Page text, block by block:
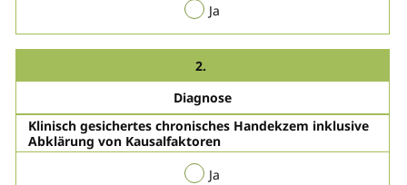
Ja
2.
Diagnose
Klinisch gesichertes chronisches Handekzem inklusive
Abklärung von Kausalfaktoren
Ja